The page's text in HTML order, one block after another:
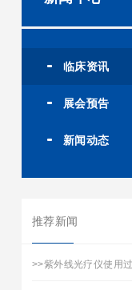
临床资讯
展会预告
新闻动态
推荐新闻
>>紫外线光疗仪使用